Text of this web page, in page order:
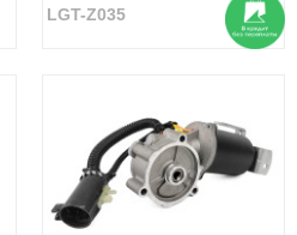
LGT-Z035